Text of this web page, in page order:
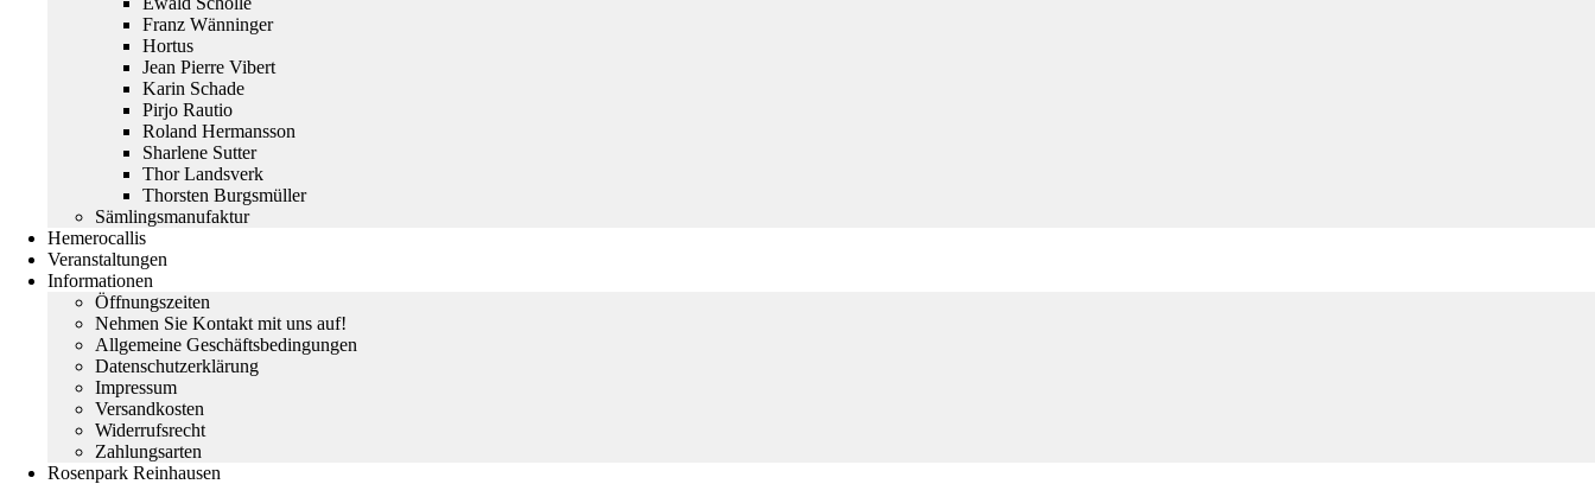
Franz Wänninger
Hortus
Jean Pierre Vibert
Karin Schade
Pirjo Rautio
Roland Hermansson
Sharlene Sutter
Thor Landsverk
Thorsten Burgsmüller
Sämlingsmanufaktur
Hemerocallis
Veranstaltungen
Informationen
Öffnungszeiten
Nehmen Sie Kontakt mit uns auf!
Allgemeine Geschäftsbedingungen
Datenschutzerklärung
Impressum
Versandkosten
Widerrufsrecht
Zahlungsarten
Rosenpark Reinhausen